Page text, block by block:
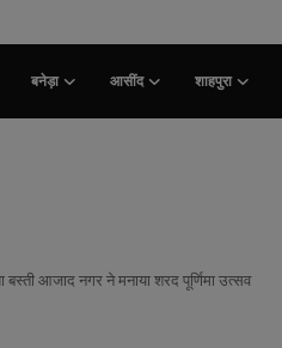
बनेड़ा आसींद शाहपुरा
आजाद नगर ने मनाया शरद पूर्णिमा उत्सव